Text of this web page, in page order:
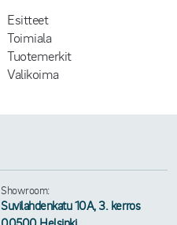
Esitteet
Toimiala
Tuotemerkit
Valikoima
Showroom:
Suvilahdenkatu 10A, 3. kerros